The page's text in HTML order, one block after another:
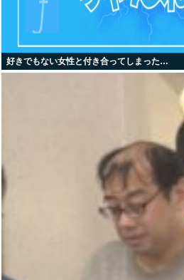
好きでもない女性と付き合ってしまった…